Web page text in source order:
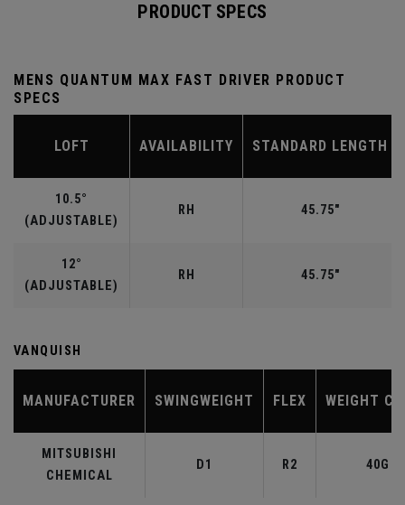
PRODUCT SPECS
MENS QUANTUM MAX FAST DRIVER PRODUCT
SPECS
LOFT AVAILABILITY STANDARD LENGTH
10.5°
(ADJUSTABLE)
RH 45.75"
12°
(ADJUSTABLE)
RH 45.75"
VANQUISH
MANUFACTURER SWINGWEIGHT FLEX WEIGHT
MITSUBISHI
CHEMICAL
D1 R2 40G